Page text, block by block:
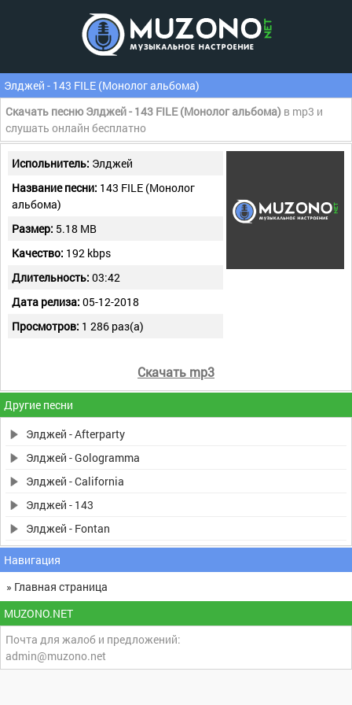
Элджей - 143 FILE (Монолог альбома)
Скачать песню Элджей - 143 FILE (Монолог альбома) в mp3 и
слушать онлайн бесплатно
Испольнитель: Элджей
Название песни: 143 FILE (Монолог
альбома)
Размер: 5.18 MB
Качество: 192 kbps
Длительность: 03:42
Дата релиза: 05-12-2018
Просмотров: 1 286 раз(а)
Скачать mp3
Другие песни
Элджей - Afterparty
Элджей - Gologramma
Элджей - California
Элджей - 143
Элджей - Fontan
Навигация
» Главная страница
MUZONO.NET
Почта для жалоб и предложений:
admin@muzono.net